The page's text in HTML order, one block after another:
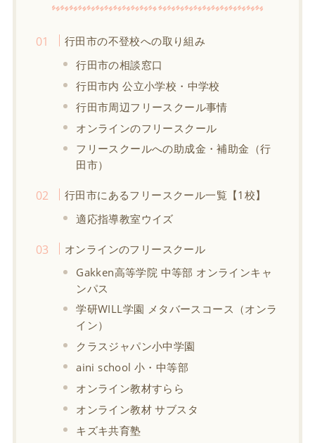
行田市の不登校への取り組み
行田市の相談窓口
行田市内 公立小学校・中学校
行田市周辺フリースクール事情
オンラインのフリースクール
フリースクールへの助成金・補助金（行
田市）
行田市にあるフリースクール一覧【1校】
適応指導教室ウイズ
オンラインのフリースクール
Gakken高等学院 中等部 オンラインキャ
ンパス
学研WILL学園 メタバースコース（オンラ
イン）
クラスジャパン小中学園
aini school 小・中等部
オンライン教材すらら
オンライン教材 サブスタ
キズキ共育塾